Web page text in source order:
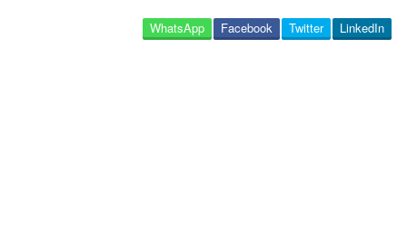
LinkedIn
Twitter
Facebook
WhatsApp